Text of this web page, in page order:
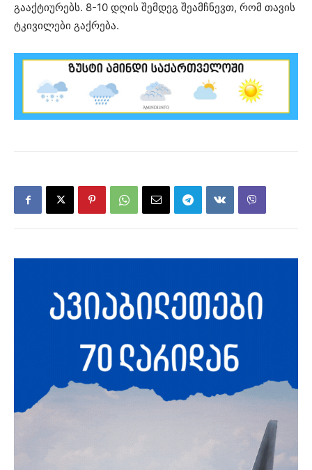
გააქტიურებს. 8-10 დღის შემდეგ შეამჩნევთ, რომ თავის
ტკივილები გაქრება.